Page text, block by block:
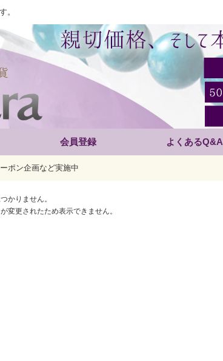
。
会員登録 よくあるQ&A
ポン企画など実施中
かりません。
変更されたため表示できません。